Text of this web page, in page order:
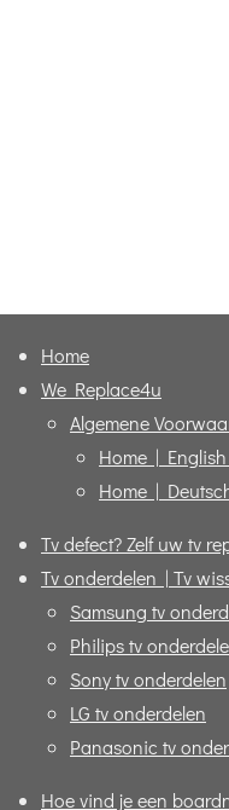
Home
We Replace4u
Algemene
Home |
Home |
Tv defect? Zelf uw tv
Tv onderdelen | Tv
Samsung tv
Philips tv
Sony tv onderdelen
LG tv onderdelen
Panasonic tv
Hoe vind je een